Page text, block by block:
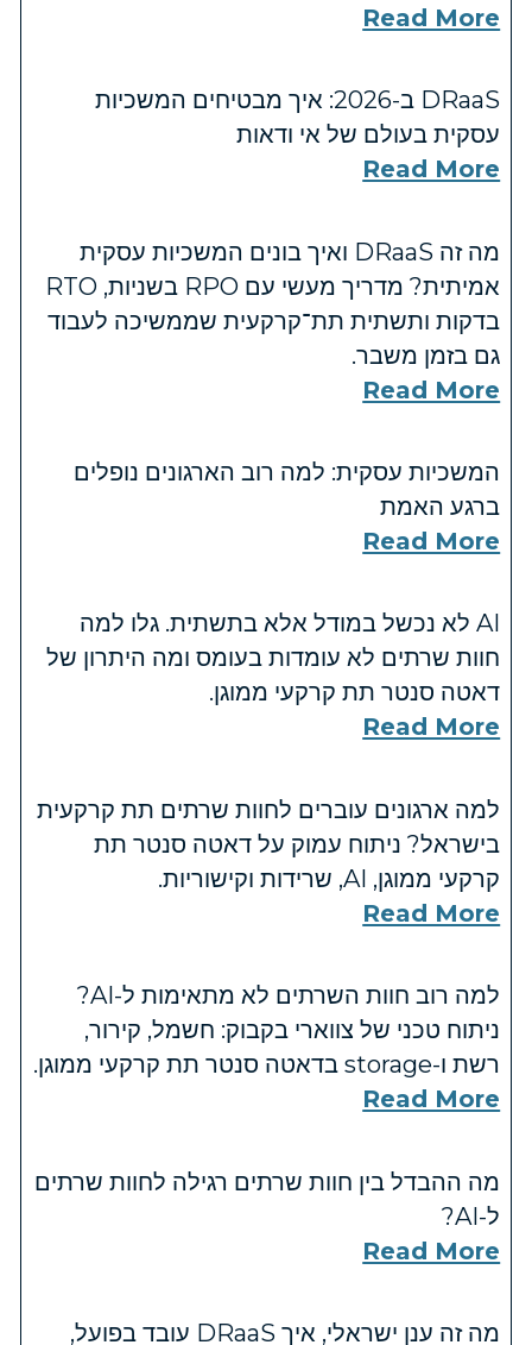
Read More
DRaaS ב-2026: איך מבטיחים המשכיות
עסקית בעולם של אי ודאות
Read More
מה זה DRaaS ואיך בונים המשכיות עסקית
אמיתית? מדריך מעשי עם RPO בשניות, RTO
בדקות ותשתית תת־קרקעית שממשיכה לעבוד
גם בזמן משבר.
Read More
המשכיות עסקית: למה רוב הארגונים נופלים
ברגע האמת
Read More
AI לא נכשל במודל אלא בתשתית. גלו למה
חוות שרתים לא עומדות בעומס ומה היתרון של
דאטה סנטר תת קרקעי ממוגן.
Read More
למה ארגונים עוברים לחוות שרתים תת קרקעית
בישראל? ניתוח עמוק על דאטה סנטר תת
קרקעי ממוגן, AI, שרידות וקישוריות.
Read More
למה רוב חוות השרתים לא מתאימות ל-AI?
ניתוח טכני של צווארי בקבוק: חשמל, קירור,
רשת ו-storage בדאטה סנטר תת קרקעי ממוגן.
Read More
מה ההבדל בין חוות שרתים רגילה לחוות שרתים
ל-AI?
Read More
מה זה ענן ישראלי, איך DRaaS עובד בפועל,